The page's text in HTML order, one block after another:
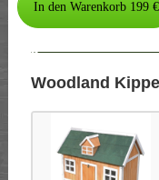
--
Woodland